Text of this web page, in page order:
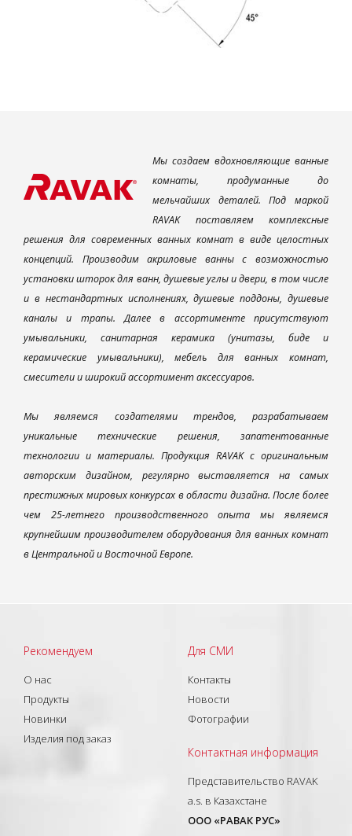
Мы создаем вдохновляющие ванные
комнаты, продуманные до
мельчайших деталей. Под маркой
RAVAK поставляем комплексные
решения для современных ванных комнат в виде целостных
концепций. Производим акриловые ванны с возможностью
установки шторок для ванн, душевые углы и двери, в том числе
и в нестандартных исполнениях, душевые поддоны, душевые
каналы и трапы. Далее в ассортименте присутствуют
умывальники, санитарная керамика (унитазы, биде и
керамические умывальники), мебель для ванных комнат,
смесители и широкий ассортимент аксессуаров.
Мы являемся создателями трендов, разрабатываем
уникальные технические решения, запатентованные
технологии и материалы. Продукция RAVAK с оригинальным
авторским дизайном, регулярно выставляется на самых
престижных мировых конкурсах в области дизайна. После более
чем 25-летнего производственного опыта мы являемся
крупнейшим производителем оборудования для ванных комнат
в Центральной и Восточной Европе.
Рекомендуем
О нас
Продукты
Новинки
Изделия под заказ
Для СМИ
Контакты
Новости
Фотографии
Контактная информация
Представительство RAVAK
a.s. в Казахстане
ООО «РАВАК РУС»